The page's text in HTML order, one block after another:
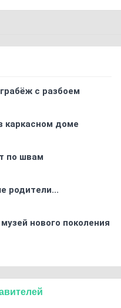
с разбоем
каркасном доме
по швам
родители...
нового поколения